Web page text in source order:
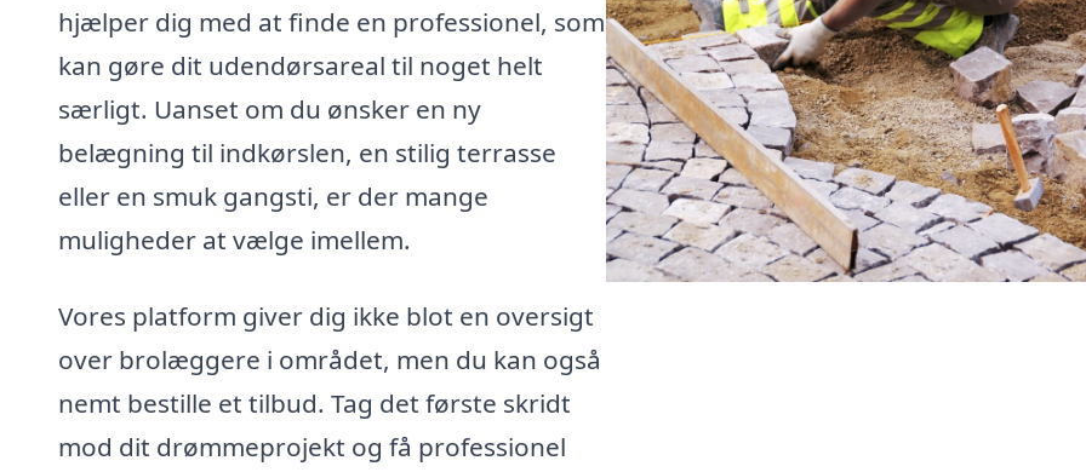
hjælper dig med at finde en professionel, som
kan gøre dit udendørsareal til noget helt
særligt. Uanset om du ønsker en ny
belægning til indkørslen, en stilig terrasse
eller en smuk gangsti, er der mange
muligheder at vælge imellem.
Vores platform giver dig ikke blot en oversigt
over brolæggere i området, men du kan også
nemt bestille et tilbud. Tag det første skridt
mod dit drømmeprojekt og få professionel